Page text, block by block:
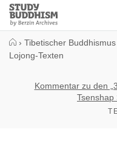
Close
Study
Buddhism
› Tibetischer Buddhismus
Lojong-Texten
Kommentar zu den
Tsenshap